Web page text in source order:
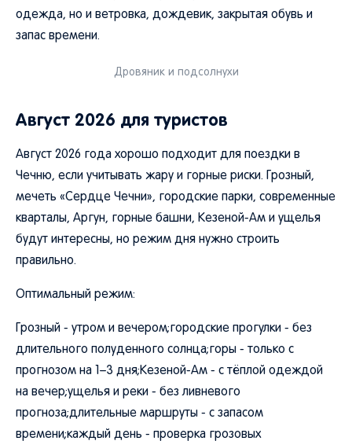
одежда, но и ветровка, дождевик, закрытая обувь и
запас времени.
Дровяник и подсолнухи
Август 2026 для туристов
Август 2026 года хорошо подходит для поездки в
Чечню, если учитывать жару и горные риски. Грозный,
мечеть «Сердце Чечни», городские парки, современные
кварталы, Аргун, горные башни, Кезеной-Ам и ущелья
будут интересны, но режим дня нужно строить
правильно.
Оптимальный режим:
Грозный - утром и вечером;городские прогулки - без
длительного полуденного солнца;горы - только с
прогнозом на 1–3 дня;Кезеной-Ам - с тёплой одеждой
на вечер;ущелья и реки - без ливневого
прогноза;длительные маршруты - с запасом
времени;каждый день - проверка грозовых